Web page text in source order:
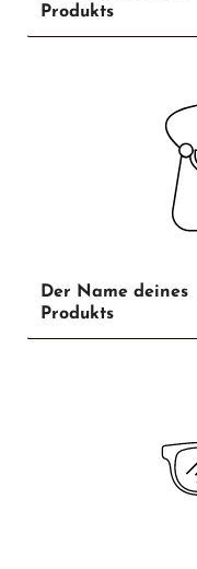
Produkts
Der Name deines
Produkts